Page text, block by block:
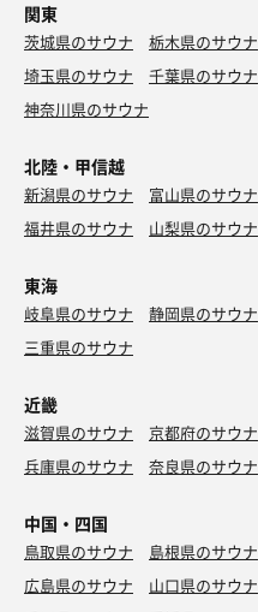
関東
茨城県のサウナ 栃木県のサウナ
埼玉県のサウナ
千葉県のサウナ
神奈川県のサウナ
北陸・甲信越
新潟県のサウナ 富山県のサウナ
福井県のサウナ
山梨県のサウナ
東海
岐阜県のサウナ 静岡県のサウナ
三重県のサウナ
近畿
滋賀県のサウナ 京都府のサウナ
兵庫県のサウナ
奈良県のサウナ
中国・四国
鳥取県のサウナ 島根県のサウナ
広島県のサウナ
山口県のサウナ